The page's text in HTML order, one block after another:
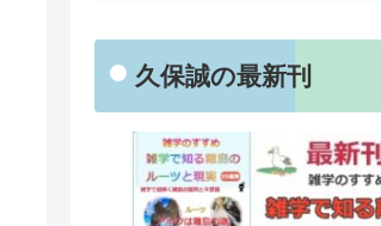
久保誠の最新刊